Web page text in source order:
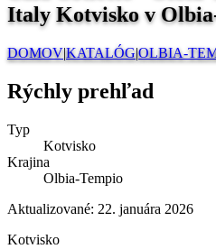
Italy Kotvisko v
DOMOV|KATALÓG|OLBIA-
Rýchly prehľad
Typ
Kotvisko
Krajina
Olbia-Tempio
Aktualizované: 22. januára 2026
Kotvisko